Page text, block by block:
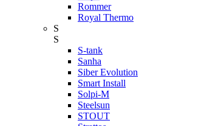
Rommer
Royal Thermo
S
S
S-tank
Sanha
Siber Evolution
Smart Install
Solpi-M
Steelsun
STOUT